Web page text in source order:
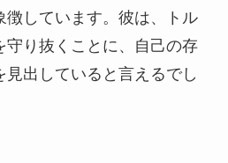
徴しています。彼は、トル
守り抜くことに、自己の存
出していると言えるでし